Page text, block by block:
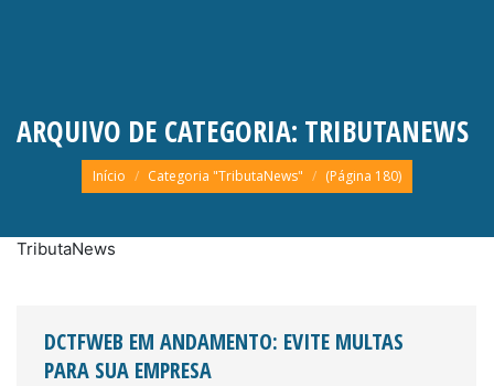
ARQUIVO DE CATEGORIA: TRIBUTANEWS
Você está aqui:
Início Categoria "TributaNews" (Página 180)
TributaNews
DCTFWEB EM ANDAMENTO: EVITE MULTAS
PARA SUA EMPRESA